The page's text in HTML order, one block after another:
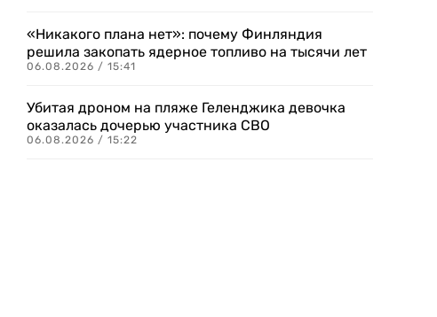
«Никакого плана нет»: почему Финляндия
решила закопать ядерное топливо на тысячи лет
06.08.2026 / 15:41
Убитая дроном на пляже Геленджика девочка
оказалась дочерью участника СВО
06.08.2026 / 15:22